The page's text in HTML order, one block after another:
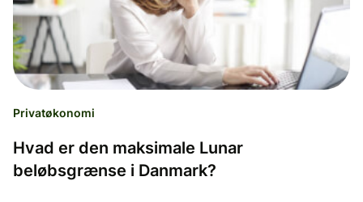
Privatøkonomi
Hvad er den maksimale Lunar
beløbsgrænse i Danmark?